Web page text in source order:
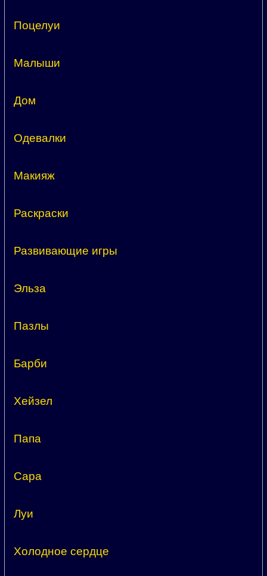
Поцелуи
Малыши
Дом
Одевалки
Макияж
Раскраски
Развивающие игры
Эльза
Пазлы
Барби
Хейзел
Папа
Сара
Луи
Холодное сердце